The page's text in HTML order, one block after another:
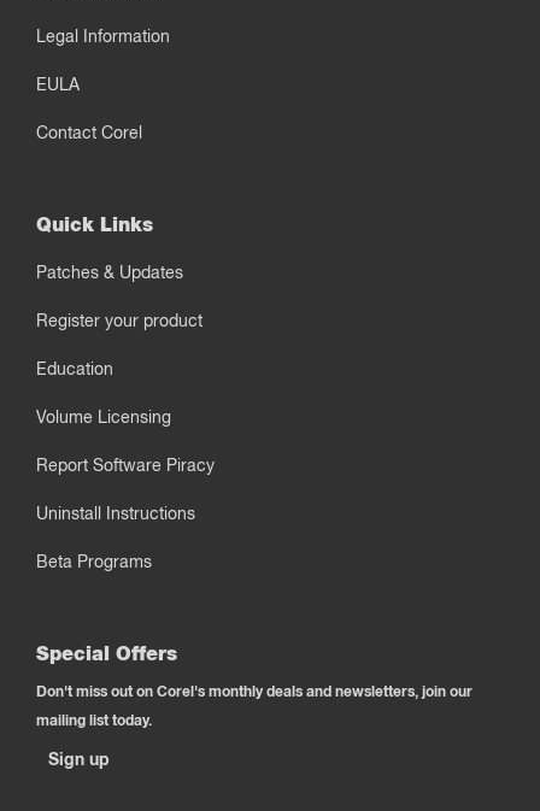
Legal Information
EULA
Contact Corel
Quick Links
Patches & Updates
Register your product
Education
Volume Licensing
Report Software Piracy
Uninstall Instructions
Beta Programs
Special Offers
Don't miss out on Corel's monthly deals and newsletters, join our
mailing list today.
Sign up